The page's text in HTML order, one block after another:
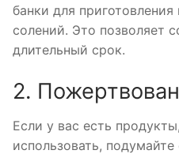
банки для
солений. Это позволяет
длительный срок.
2.
Если у вас есть
использовать,